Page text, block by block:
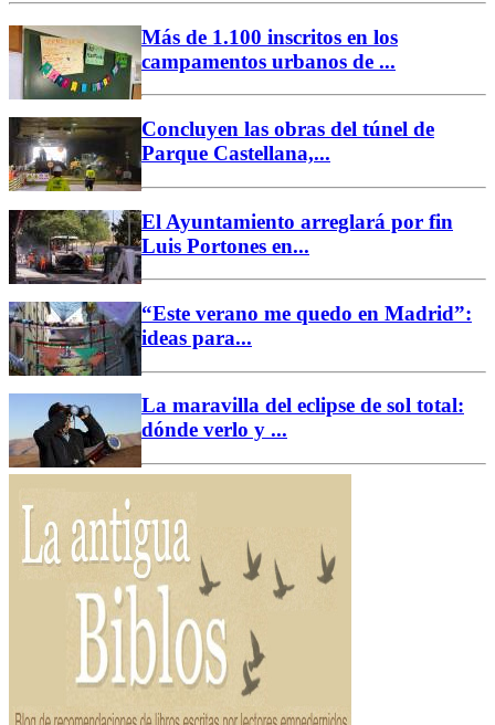
Más de 1.100 inscritos en los
campamentos urbanos de ...
Concluyen las obras del túnel de
Parque Castellana,...
El Ayuntamiento arreglará por fin
Luis Portones en...
“Este verano me quedo en Madrid”:
ideas para...
La maravilla del eclipse de sol total:
dónde verlo y ...